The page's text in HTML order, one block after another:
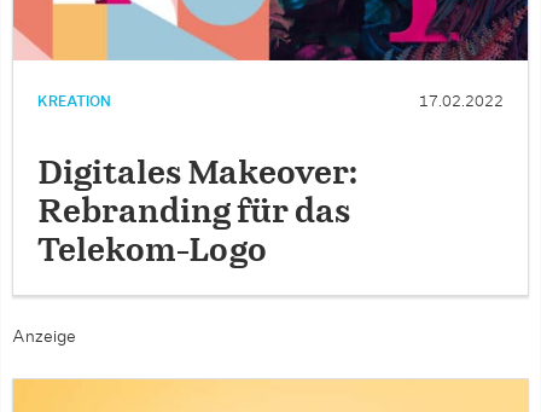
KREATION 17.02.2022
Digitales Makeover:
Rebranding für das
Telekom-Logo
Anzeige